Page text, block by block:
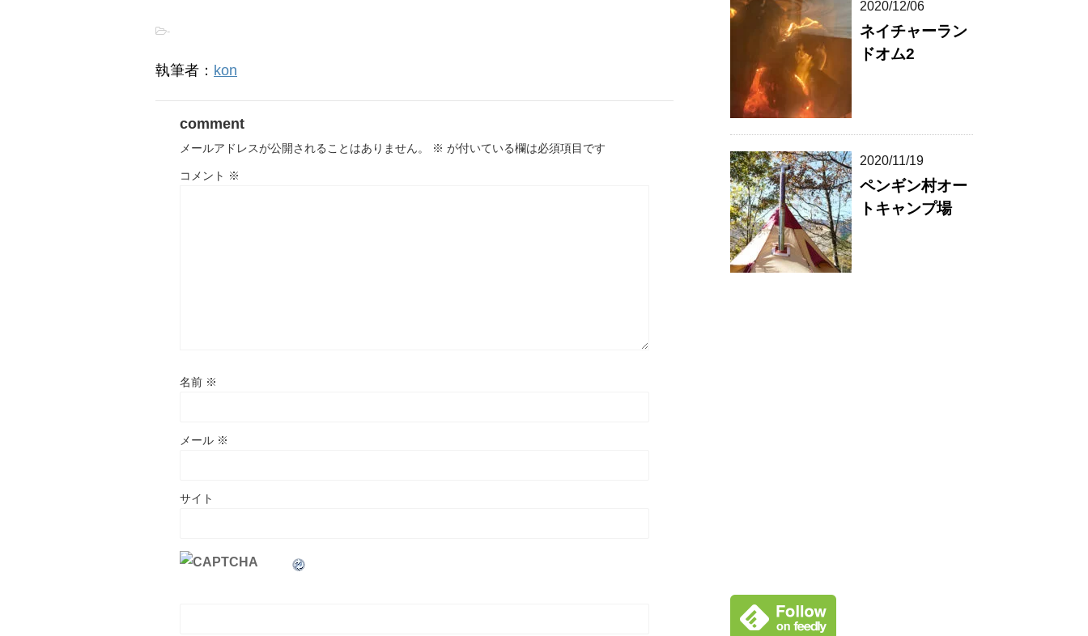
-
執筆者： kon
comment
メールアドレスが公開されることはありません。 ※ が付いている欄は必須項目です
コメント ※
名前 ※
メール ※
サイト
2020/12/06
ネイチャーラン
ドオム2
2020/11/19
ペンギン村オー
トキャンプ場